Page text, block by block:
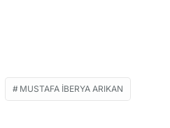
MUSTAFA İBERYA ARIKAN